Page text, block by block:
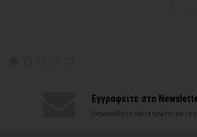
Εγγραφείτε στο
Ενημερωθείτε πάντα πρώτοι για τα